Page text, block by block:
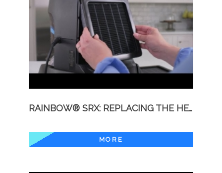
RAINBOW® SRX: REPLACING THE HEPA FILTER
MORE